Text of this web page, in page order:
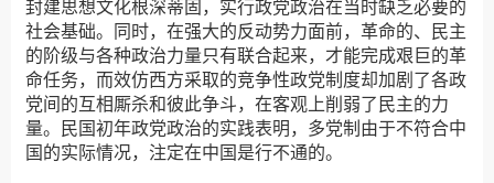
封建思想文化根深蒂固，实行政党政治在当时缺乏必要的
社会基础。同时，在强大的反动势力面前，革命的、民主
的阶级与各种政治力量只有联合起来，才能完成艰巨的革
命任务，而效仿西方采取的竞争性政党制度却加剧了各政
党间的互相厮杀和彼此争斗，在客观上削弱了民主的力
量。民国初年政党政治的实践表明，多党制由于不符合中
国的实际情况，注定在中国是行不通的。